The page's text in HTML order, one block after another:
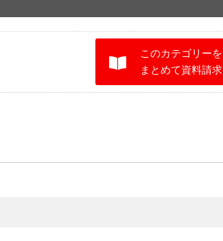
このカテゴリーを
まとめて資料請求